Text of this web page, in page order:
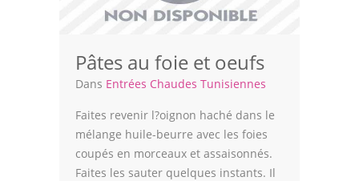
Pâtes au foie et oeufs
Dans Entrées Chaudes Tunisiennes
Faites revenir l?oignon haché dans le
mélange huile-beurre avec les foies
coupés en morceaux et assaisonnés.
Faites les sauter quelques instants. Il